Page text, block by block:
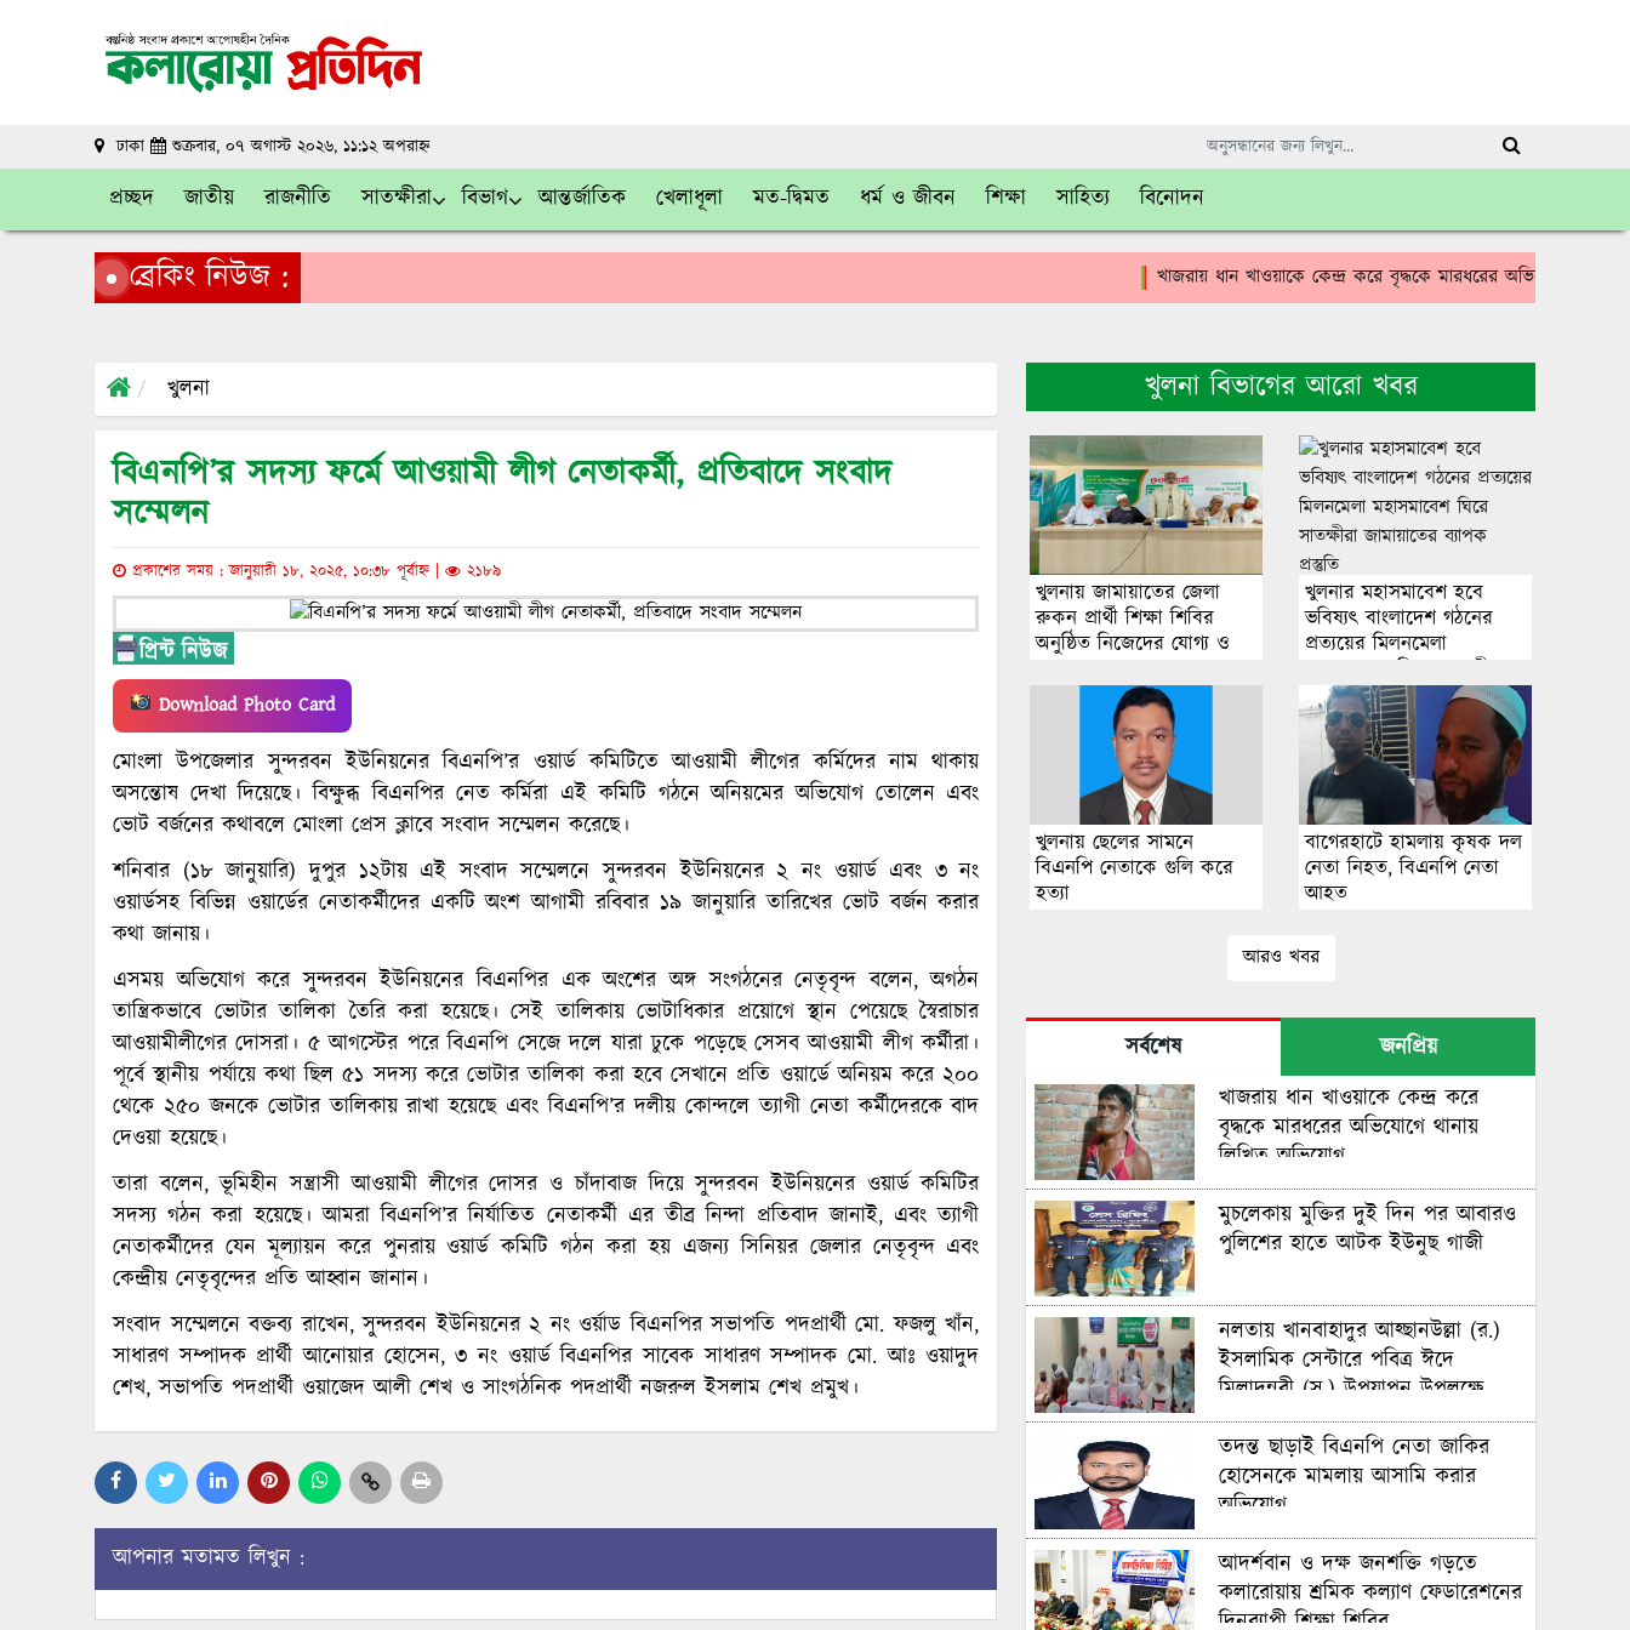
ঢাকা শুক্রবার, ০৭ অগাস্ট ২০২৬, ১১:১২ অপরাহ্ন
প্রচ্ছদ জাতীয় রাজনীতি সাতক্ষীরা বিভাগ আন্তর্জাতিক খেলাধূলা মত-দ্বিমত ধর্ম ও জীবন শিক্ষা সাহিত্য বিনোদন
ব্রেকিং নিউজ : খাজরায় ধান খাওয়াকে কেন্দ্র করে বৃদ্ধকে মারধরের অভিযোগে থানায়
খুলনা
বিএনপি’র সদস্য ফর্মে আওয়ামী লীগ নেতাকর্মী, প্রতিবাদে সংবাদ
সম্মেলন
প্রকাশের সময় : জানুয়ারী ১৮, ২০২৫, ১০:৩৮ পূর্বাহ্ন | ২১৮৯
Download Photo Card
মোংলা উপজেলার সুন্দরবন ইউনিয়নের বিএনপি’র ওয়ার্ড কমিটিতে আওয়ামী লীগের কর্মিদের নাম থাকায়
অসন্তোষ দেখা দিয়েছে। বিক্ষুব্ধ বিএনপির নেত কর্মিরা এই কমিটি গঠনে অনিয়মের অভিযোগ তোলেন এবং
ভোট বর্জনের কথাবলে মোংলা প্রেস ক্লাবে সংবাদ সম্মেলন করেছে।
শনিবার (১৮ জানুয়ারি) দুপুর ১২টায় এই সংবাদ সম্মেলনে সুন্দরবন ইউনিয়নের ২ নং ওয়ার্ড এবং ৩ নং
ওয়ার্ডসহ বিভিন্ন ওয়ার্ডের নেতাকর্মীদের একটি অংশ আগামী রবিবার ১৯ জানুয়ারি তারিখের ভোট বর্জন করার
কথা জানায়।
এসময় অভিযোগ করে সুন্দরবন ইউনিয়নের বিএনপির এক অংশের অঙ্গ সংগঠনের নেতৃবৃন্দ বলেন, অগঠন
তান্ত্রিকভাবে ভোটার তালিকা তৈরি করা হয়েছে। সেই তালিকায় ভোটাধিকার প্রয়োগে স্থান পেয়েছে স্বৈরাচার
আওয়ামীলীগের দোসরা। ৫ আগস্টের পরে বিএনপি সেজে দলে যারা ঢুকে পড়েছে সেসব আওয়ামী লীগ কর্মীরা।
পূর্বে স্থানীয় পর্যায়ে কথা ছিল ৫১ সদস্য করে ভোটার তালিকা করা হবে সেখানে প্রতি ওয়ার্ডে অনিয়ম করে ২০০
থেকে ২৫০ জনকে ভোটার তালিকায় রাখা হয়েছে এবং বিএনপি’র দলীয় কোন্দলে ত্যাগী নেতা কর্মীদেরকে বাদ
দেওয়া হয়েছে।
তারা বলেন, ভূমিহীন সন্ত্রাসী আওয়ামী লীগের দোসর ও চাঁদাবাজ দিয়ে সুন্দরবন ইউনিয়নের ওয়ার্ড কমিটির
সদস্য গঠন করা হয়েছে। আমরা বিএনপি’র নির্যাতিত নেতাকর্মী এর তীব্র নিন্দা প্রতিবাদ জানাই, এবং ত্যাগী
নেতাকর্মীদের যেন মূল্যায়ন করে পুনরায় ওয়ার্ড কমিটি গঠন করা হয় এজন্য সিনিয়র জেলার নেতৃবৃন্দ এবং
কেন্দ্রীয় নেতৃবৃন্দের প্রতি আহ্বান জানান।
সংবাদ সম্মেলনে বক্তব্য রাখেন, সুন্দরবন ইউনিয়নের ২ নং ওর্য়াড বিএনপির সভাপতি পদপ্রার্থী মো. ফজলু খাঁন,
সাধারণ সম্পাদক প্রার্থী আনোয়ার হোসেন, ৩ নং ওয়ার্ড বিএনপির সাবেক সাধারণ সম্পাদক মো. আঃ ওয়াদুদ
শেখ, সভাপতি পদপ্রার্থী ওয়াজেদ আলী শেখ ও সাংগঠনিক পদপ্রার্থী নজরুল ইসলাম শেখ প্রমুখ।
আপনার মতামত লিখুন :
খুলনা বিভাগের আরো খবর
খুলনায় জামায়াতের জেলা
রুকন প্রার্থী শিক্ষা শিবির
অনুষ্ঠিত নিজেদের যোগ্য ও
আহ্বান কেন্দ্রীয় নেতৃবৃন্দের
খুলনার মহাসমাবেশ হবে
ভবিষ্যৎ বাংলাদেশ গঠনের
প্রত্যয়ের মিলনমেলা
মহাসমাবেশ ঘিরে সাতক্ষীরা
জামায়াতের ব্যাপক প্রস্তুতি
খুলনায় ছেলের সামনে
বিএনপি নেতাকে গুলি করে
হত্যা
বাগেরহাটে হামলায় কৃষক দল
নেতা নিহত, বিএনপি নেতা
আহত
আরও খবর
সর্বশেষ
জনপ্রিয়
খাজরায় ধান খাওয়াকে কেন্দ্র করে
বৃদ্ধকে মারধরের অভিযোগে থানায়
লিখিত অভিযোগ
মুচলেকায় মুক্তির দুই দিন পর আবারও
পুলিশের হাতে আটক ইউনুছ গাজী
নলতায় খানবাহাদুর আহ্ছানউল্লা (র.)
ইসলামিক সেন্টারে পবিত্র ঈদে
মিলাদুন্নবী (স.) উপযাপন উপলক্ষে
পরামর্শ সভা অনুষ্ঠিত
তদন্ত ছাড়াই বিএনপি নেতা জাকির
হোসেনকে মামলায় আসামি করার
অভিযোগ
আদর্শবান ও দক্ষ জনশক্তি গড়তে
কলারোয়ায় শ্রমিক কল্যাণ ফেডারেশনের
দিনব্যাপী শিক্ষা শিবির